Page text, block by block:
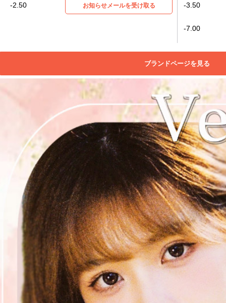
-2.50 お知らせメールを受け取る -3.50
-7.00
ブランドページを見る